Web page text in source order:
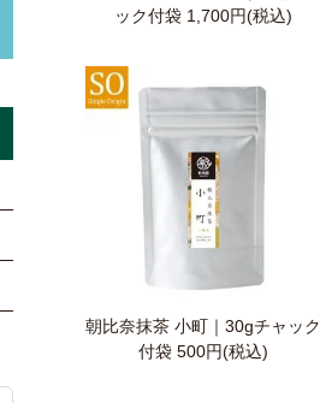
ック付袋 1,700円(税込)
朝比奈抹茶 小町｜30gチャック
付袋 500円(税込)